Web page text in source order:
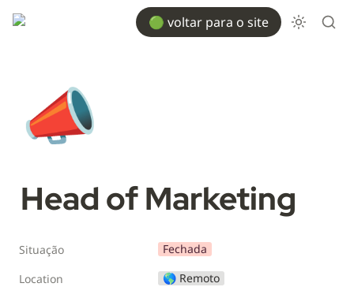
🟢 voltar para o site
📣
Head of Marketing
Situação
Fechada
Location
🌎 Remoto